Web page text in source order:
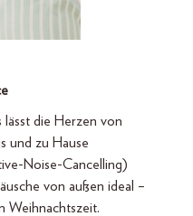
die Herzen von
und zu Hause
Noise-Cancelling)
von außen ideal –
Weihnachtszeit.